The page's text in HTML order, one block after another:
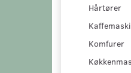
Hårtører
Komfurer